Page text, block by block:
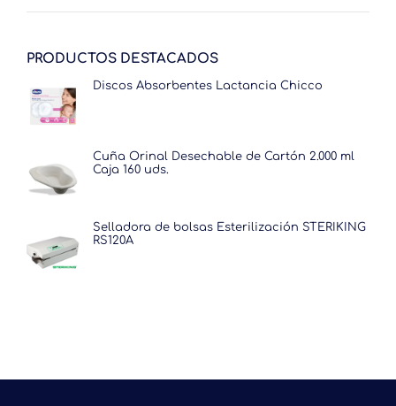
PRODUCTOS DESTACADOS
Discos Absorbentes Lactancia Chicco
Cuña Orinal Desechable de Cartón 2.000 ml
Caja 160 uds.
Selladora de bolsas Esterilización STERIKING
RS120A